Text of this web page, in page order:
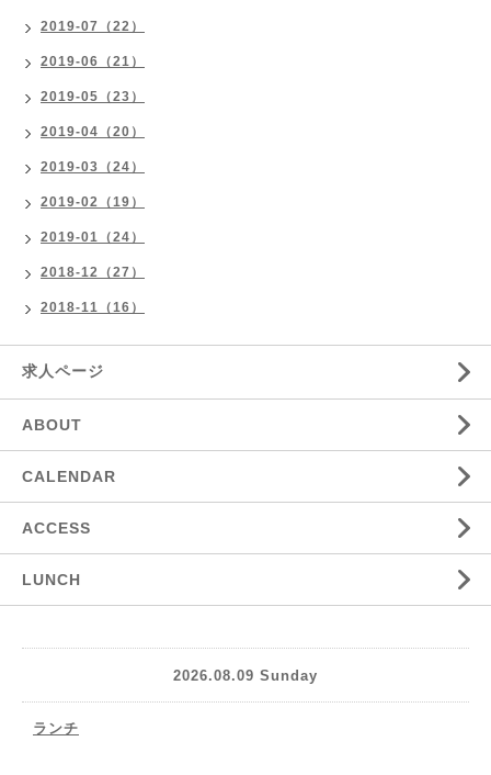
2019-07（22）
2019-06（21）
2019-05（23）
2019-04（20）
2019-03（24）
2019-02（19）
2019-01（24）
2018-12（27）
2018-11（16）
求人ページ
ABOUT
CALENDAR
ACCESS
LUNCH
2026.08.09 Sunday
ランチ